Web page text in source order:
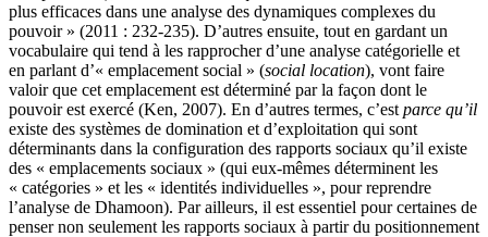
plus efficaces dans une analyse des dynamiques complexes du
pouvoir » (2011 : 232-235). D’autres ensuite, tout en gardant un
vocabulaire qui tend à les rapprocher d’une analyse catégorielle et
en parlant d’« emplacement social » (social location), vont faire
valoir que cet emplacement est déterminé par la façon dont le
pouvoir est exercé (Ken, 2007). En d’autres termes, c’est parce qu’il
existe des systèmes de domination et d’exploitation qui sont
déterminants dans la configuration des rapports sociaux qu’il existe
des « emplacements sociaux » (qui eux-mêmes déterminent les
« catégories » et les « identités individuelles », pour reprendre
l’analyse de Dhamoon). Par ailleurs, il est essentiel pour certaines de
penser non seulement les rapports sociaux à partir du positionnement